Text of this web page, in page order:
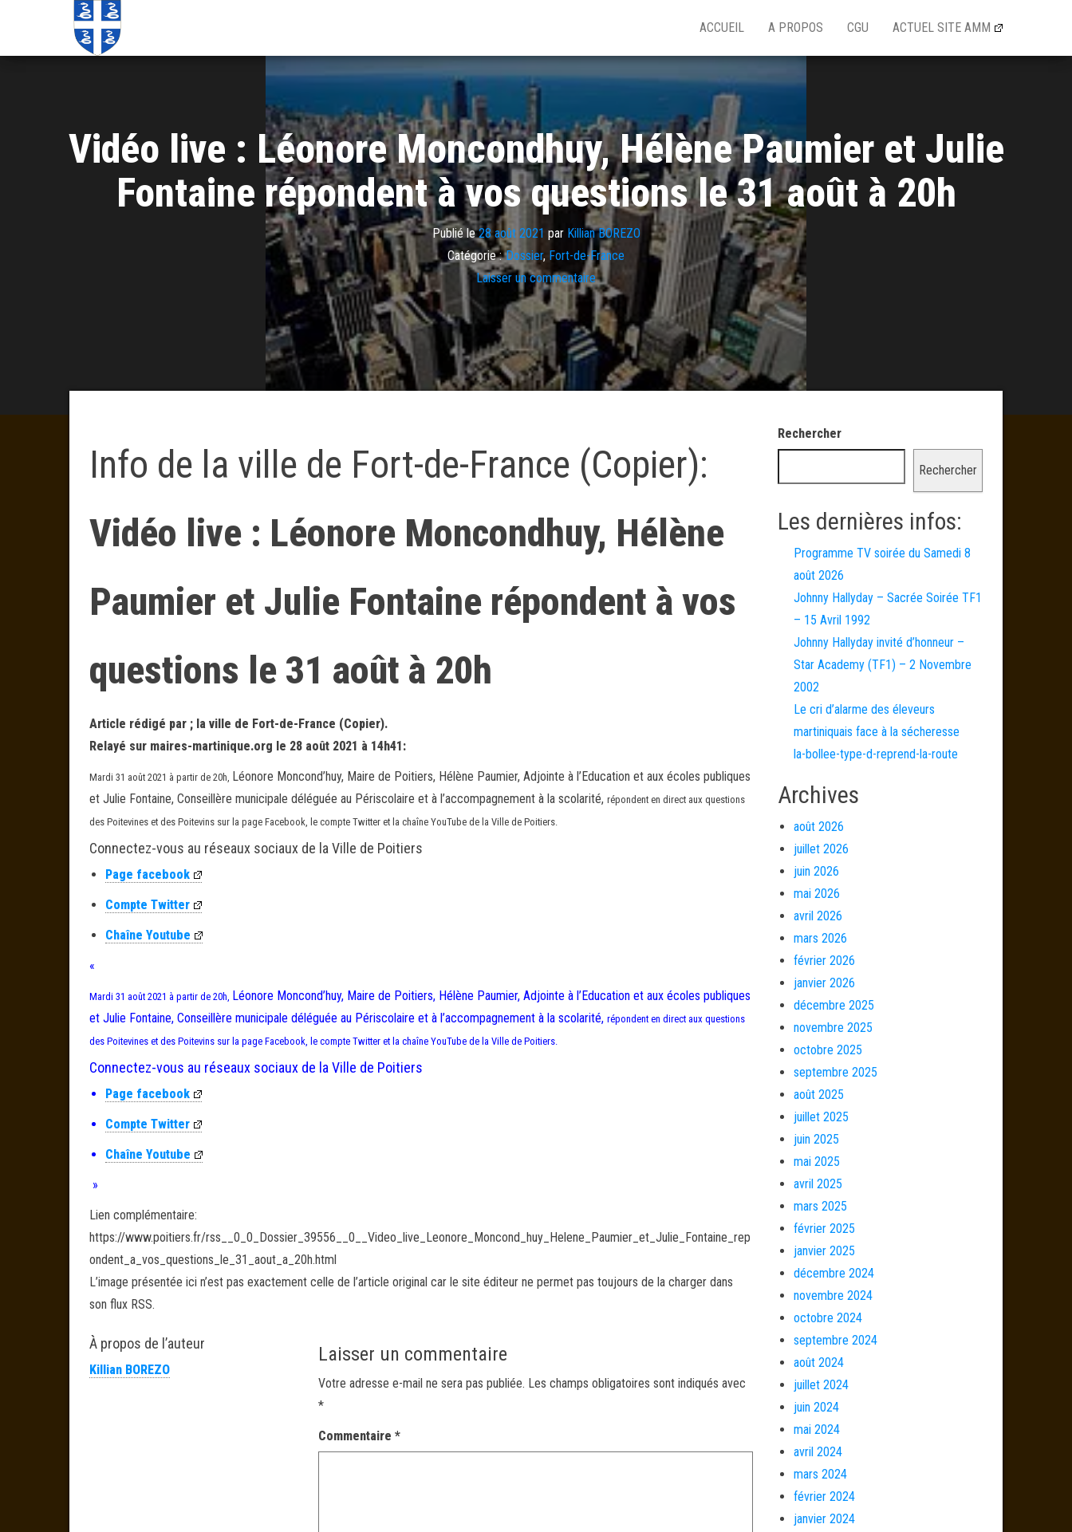
ACCUEIL A PROPOS CGU ACTUEL SITE AMM
Vidéo live : Léonore Moncondhuy, Hélène Paumier et Julie
Fontaine répondent à vos questions le 31 août à 20h
Publié le28 août 2021 par Killian BOREZO
Catégorie : Dossier, Fort-de-France
Laisser un commentaire
Info de la ville de Fort-de-France (Copier):
Vidéo live : Léonore Moncondhuy, Hélène
Paumier et Julie Fontaine répondent à vos
questions le 31 août à 20h
Article rédigé par ; la ville de Fort-de-France (Copier).
Relayé sur maires-martinique.org le 28 août 2021 à 14h41:
Mardi 31 août 2021 à partir de 20h, Léonore Moncond’huy, Maire de Poitiers, Hélène Paumier, Adjointe à l’Education et aux écoles publiques
et Julie Fontaine, Conseillère municipale déléguée au Périscolaire et à l’accompagnement à la scolarité, répondent en direct aux questions
des Poitevines et des Poitevins sur la page Facebook, le compte Twitter et la chaîne YouTube de la Ville de Poitiers.
Connectez-vous au réseaux sociaux de la Ville de Poitiers
Page facebook
Compte Twitter
Chaîne Youtube
«
Mardi 31 août 2021 à partir de 20h, Léonore Moncond’huy, Maire de Poitiers, Hélène Paumier, Adjointe à l’Education et aux écoles publiques
et Julie Fontaine, Conseillère municipale déléguée au Périscolaire et à l’accompagnement à la scolarité, répondent en direct aux questions
des Poitevines et des Poitevins sur la page Facebook, le compte Twitter et la chaîne YouTube de la Ville de Poitiers.
Connectez-vous au réseaux sociaux de la Ville de Poitiers
Page facebook
Compte Twitter
Chaîne Youtube
»
Lien complémentaire:
https://www.poitiers.fr/rss__0_0_Dossier_39556__0__Video_live_Leonore_Moncond_huy_Helene_Paumier_et_Julie_Fontaine_rep
ondent_a_vos_questions_le_31_aout_a_20h.html
L’image présentée ici n’est pas exactement celle de l’article original car le site éditeur ne permet pas toujours de la charger dans
son flux RSS.
À propos de l’auteur
Killian BOREZO
Laisser un commentaire
Votre adresse e-mail ne sera pas publiée. Les champs obligatoires sont indiqués avec
*
Commentaire*
Rechercher
Rechercher
Les dernières infos:
Programme TV soirée du Samedi 8
août 2026
Johnny Hallyday – Sacrée Soirée TF1
– 15 Avril 1992
Johnny Hallyday invité d’honneur –
Star Academy (TF1) – 2 Novembre
2002
Le cri d’alarme des éleveurs
martiniquais face à la sécheresse
la-bollee-type-d-reprend-la-route
Archives
août 2026
juillet 2026
juin 2026
mai 2026
avril 2026
mars 2026
février 2026
janvier 2026
décembre 2025
novembre 2025
octobre 2025
septembre 2025
août 2025
juillet 2025
juin 2025
mai 2025
avril 2025
mars 2025
février 2025
janvier 2025
décembre 2024
novembre 2024
octobre 2024
septembre 2024
août 2024
juillet 2024
juin 2024
mai 2024
avril 2024
mars 2024
février 2024
janvier 2024